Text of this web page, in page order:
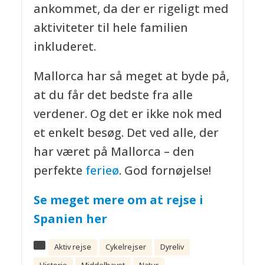
ankommet, da der er rigeligt med
aktiviteter til hele familien
inkluderet.
Mallorca har så meget at byde på,
at du får det bedste fra alle
verdener. Og det er ikke nok med
et enkelt besøg. Det ved alle, der
har været på Mallorca – den
perfekte ferieø. God fornøjelse!
Se meget mere om at rejse i
Spanien her
Aktiv rejse Cykelrejser
Dyreliv